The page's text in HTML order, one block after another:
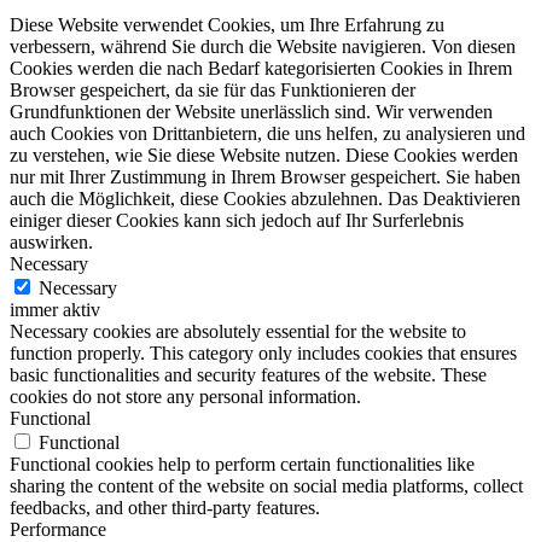
Diese Website verwendet Cookies, um Ihre Erfahrung zu
verbessern, während Sie durch die Website navigieren. Von diesen
Cookies werden die nach Bedarf kategorisierten Cookies in Ihrem
Browser gespeichert, da sie für das Funktionieren der
Grundfunktionen der Website unerlässlich sind. Wir verwenden
auch Cookies von Drittanbietern, die uns helfen, zu analysieren und
zu verstehen, wie Sie diese Website nutzen. Diese Cookies werden
nur mit Ihrer Zustimmung in Ihrem Browser gespeichert. Sie haben
auch die Möglichkeit, diese Cookies abzulehnen. Das Deaktivieren
einiger dieser Cookies kann sich jedoch auf Ihr Surferlebnis
auswirken.
Necessary
Necessary
immer aktiv
Necessary cookies are absolutely essential for the website to
function properly. This category only includes cookies that ensures
basic functionalities and security features of the website. These
cookies do not store any personal information.
Functional
Functional
Functional cookies help to perform certain functionalities like
sharing the content of the website on social media platforms, collect
feedbacks, and other third-party features.
Performance